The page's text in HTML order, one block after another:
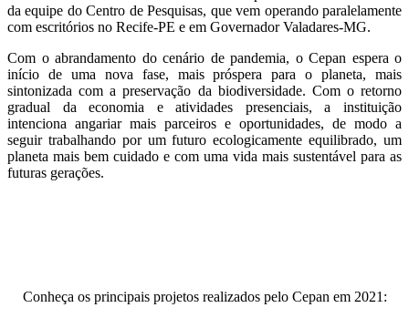
da equipe do Centro de Pesquisas, que vem operando paralelamente
com escritórios no Recife-PE e em Governador Valadares-MG.
Com o abrandamento do cenário de pandemia, o Cepan espera o
início de uma nova fase, mais próspera para o planeta, mais
sintonizada com a preservação da biodiversidade. Com o retorno
gradual da economia e atividades presenciais, a instituição
intenciona angariar mais parceiros e oportunidades, de modo a
seguir trabalhando por um futuro ecologicamente equilibrado, um
planeta mais bem cuidado e com uma vida mais sustentável para as
futuras gerações.
Conheça os principais projetos realizados pelo Cepan em 2021: